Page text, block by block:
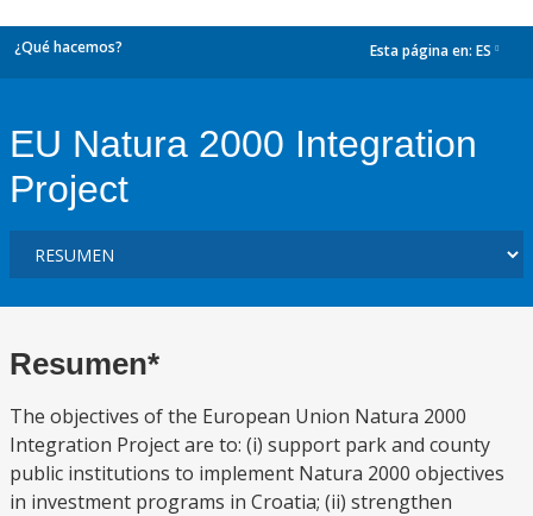
¿Qué hacemos? Esta página en: ES
EU Natura 2000 Integration
Project
Resumen*
The objectives of the European Union Natura 2000
Integration Project are to: (i) support park and county
public institutions to implement Natura 2000 objectives
in investment programs in Croatia; (ii) strengthen